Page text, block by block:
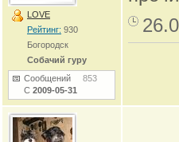
LOVE
Рейтинг: 930
Богородск
Собачий гуру
Сообщений 853
С 2009-05-31